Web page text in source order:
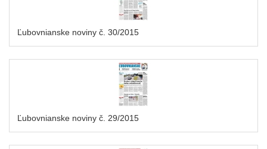
Ľubovnianske noviny č. 30/2015
Ľubovnianske noviny č. 29/2015